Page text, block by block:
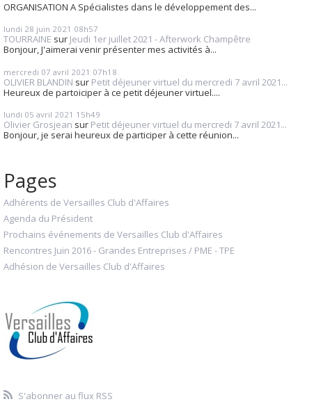
ORGANISATION A Spécialistes dans le développement des...
lundi 28 juin 2021 08h57
TOURRAINE sur Jeudi 1er juillet 2021 - Afterwork Champêtre
Bonjour, J'aimerai venir présenter mes activités à...
mercredi 07 avril 2021 07h18
OLIVIER BLANDIN sur Petit déjeuner virtuel du mercredi 7 avril 2021...
Heureux de partoiciper à ce petit déjeuner virtuel....
lundi 05 avril 2021 15h49
Olivier Grosjean sur Petit déjeuner virtuel du mercredi 7 avril 2021...
Bonjour, je serai heureux de participer à cette réunion...
Pages
Adhérents de Versailles Club d'Affaires
Agenda du Président
Prochains événements de Versailles Club d'Affaires
Rencontres Juin 2016 - Grandes Entreprises / PME - TPE
Adhésion de Versailles Club d'Affaires
S'abonner au flux RSS